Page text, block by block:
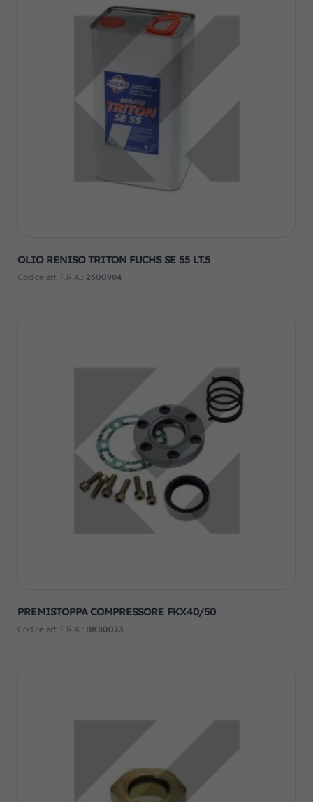
OLIO RENISO TRITON FUCHS SE 55 LT.5
Codice art. F.R.A.: 2600984
PREMISTOPPA COMPRESSORE FKX40/50
Codice art. F.R.A.: BK80023